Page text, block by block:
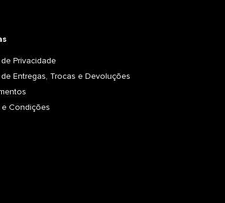
Privacidade
Entregas, Trocas e Devoluções
e Condições